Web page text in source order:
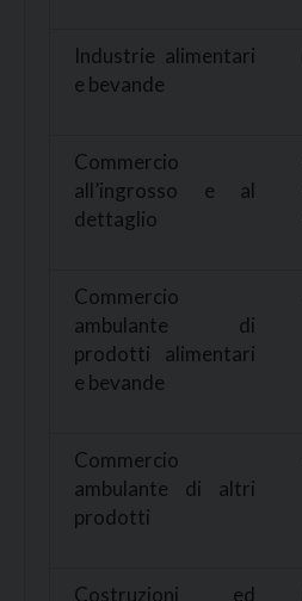
Industrie alimentari
e bevande
Commercio
all’ingrosso e al
dettaglio
Commercio
ambulante di
prodotti alimentari
e bevande
Commercio
ambulante di altri
prodotti
Costruzioni ed